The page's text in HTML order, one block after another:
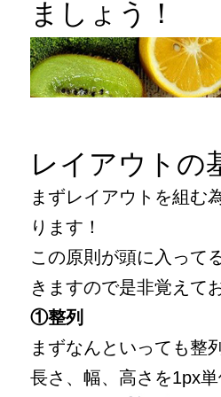
ましょう！
レイアウトの
まずレイアウトを組む
ります！
この原則が頭に入って
きますので是非覚えて
①整列
まずなんといっても整
長さ、幅、高さを1px